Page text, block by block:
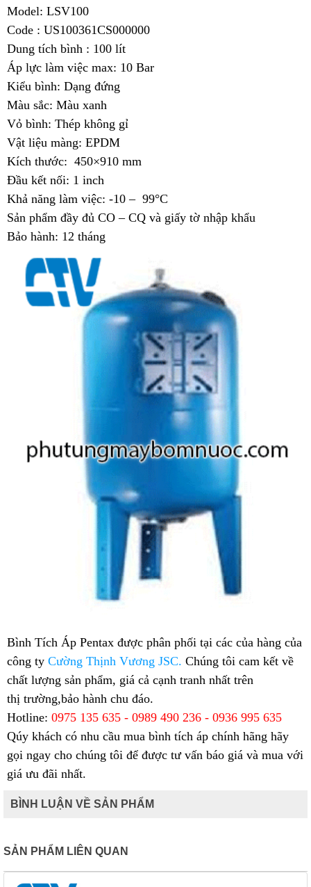
Model: LSV100
Code : US100361CS000000
Dung tích bình : 100 lít
Áp lực làm việc max: 10 Bar
Kiểu bình: Dạng đứng
Màu sắc: Màu xanh
Vỏ bình: Thép không gỉ
Vật liệu màng: EPDM
Kích thước: 450×910 mm
Đầu kết nối: 1 inch
Khả năng làm việc: -10 – 99°C
Sản phẩm đầy đủ CO – CQ và giấy tờ nhập khẩu
Bảo hành: 12 tháng
Bình Tích Áp Pentax được phân phối tại các của hàng của
công ty Cường Thịnh Vương JSC. Chúng tôi cam kết về
chất lượng sản phẩm, giá cả cạnh tranh nhất trên
thị trường,bảo hành chu đáo.
Hotline: 0975 135 635 - 0989 490 236 - 0936 995 635
Qúy khách có nhu cầu mua bình tích áp chính hãng hãy
gọi ngay cho chúng tôi để được tư vấn báo giá và mua với
giá ưu đãi nhất.
BÌNH LUẬN VỀ SẢN PHẨM
SẢN PHẨM LIÊN QUAN